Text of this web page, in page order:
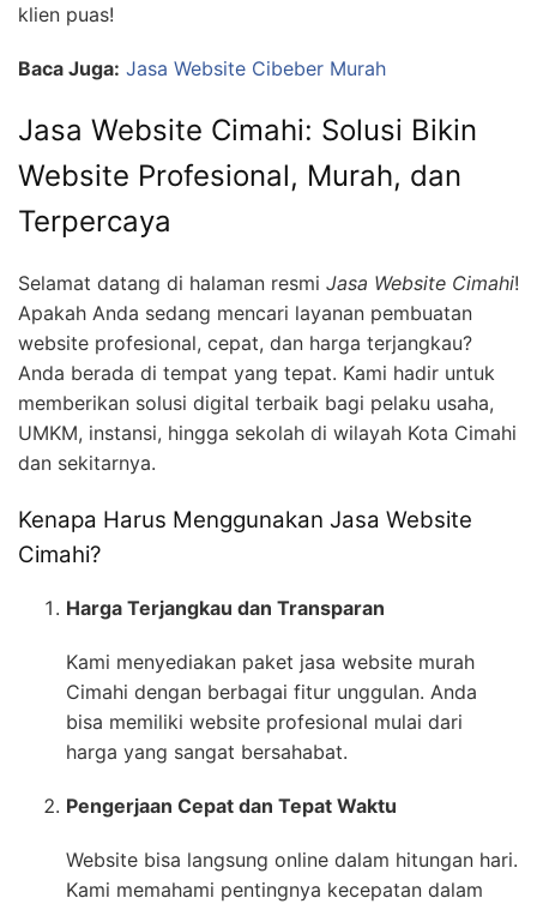
klien puas!
Baca Juga: Jasa Website Cibeber Murah
Jasa Website Cimahi: Solusi Bikin
Website Profesional, Murah, dan
Terpercaya
Selamat datang di halaman resmi Jasa Website Cimahi!
Apakah Anda sedang mencari layanan pembuatan
website profesional, cepat, dan harga terjangkau?
Anda berada di tempat yang tepat. Kami hadir untuk
memberikan solusi digital terbaik bagi pelaku usaha,
UMKM, instansi, hingga sekolah di wilayah Kota Cimahi
dan sekitarnya.
Kenapa Harus Menggunakan Jasa Website
Cimahi?
Harga Terjangkau dan Transparan
Kami menyediakan paket jasa website murah
Cimahi dengan berbagai fitur unggulan. Anda
bisa memiliki website profesional mulai dari
harga yang sangat bersahabat.
Pengerjaan Cepat dan Tepat Waktu
Website bisa langsung online dalam hitungan hari.
Kami memahami pentingnya kecepatan dalam